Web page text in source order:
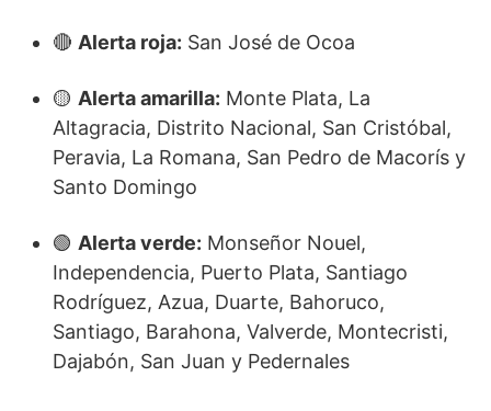
🔴 Alerta roja: San José de Ocoa
🟡 Alerta amarilla: Monte Plata, La
Altagracia, Distrito Nacional, San Cristóbal,
Peravia, La Romana, San Pedro de Macorís y
Santo Domingo
🟢 Alerta verde: Monseñor Nouel,
Independencia, Puerto Plata, Santiago
Rodríguez, Azua, Duarte, Bahoruco,
Santiago, Barahona, Valverde, Montecristi,
Dajabón, San Juan y Pedernales